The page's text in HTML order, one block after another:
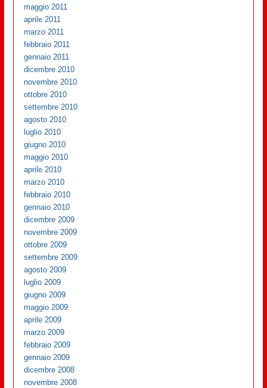
maggio 2011
aprile 2011
marzo 2011
febbraio 2011
gennaio 2011
dicembre 2010
novembre 2010
ottobre 2010
settembre 2010
agosto 2010
luglio 2010
giugno 2010
maggio 2010
aprile 2010
marzo 2010
febbraio 2010
gennaio 2010
dicembre 2009
novembre 2009
ottobre 2009
settembre 2009
agosto 2009
luglio 2009
giugno 2009
maggio 2009
aprile 2009
marzo 2009
febbraio 2009
gennaio 2009
dicembre 2008
novembre 2008